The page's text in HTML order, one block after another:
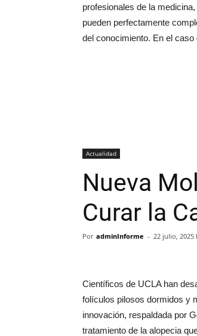
profesionales de la
pueden perfectamente
del conocimiento. En el
Actualidad
Nueva
Curar la
Por adminInforme - 22 julio, 2025
Científicos de UCLA han
folículos pilosos dormidos y
innovación, respaldada por
tratamiento de la alopecia